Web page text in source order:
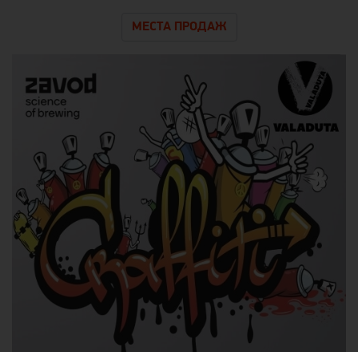
МЕСТА ПРОДАЖ